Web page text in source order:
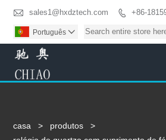
 sales1@hxdztech.com  +86-
Português 
casa > produtos
>